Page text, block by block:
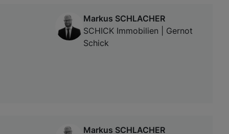
Markus SCHLACHER
SCHICK Immobilien | Gernot
Schick
Markus SCHLACHER